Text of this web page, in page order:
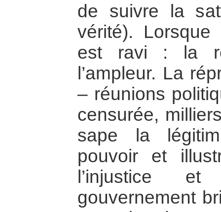
de suivre la
vérité).
est ravi : la
l’ampleur. La
– réunions
censurée,
sape la
pouvoir et
l’injustice
gouvernement